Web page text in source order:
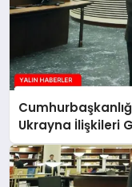
Ukrayna İlişkileri